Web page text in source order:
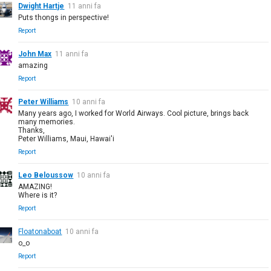
Dwight Hartje 11 anni fa
Puts thongs in perspective!
Report
John Max 11 anni fa
amazing
Report
Peter Williams 10 anni fa
Many years ago, I worked for World Airways. Cool picture, brings back
many memories.
Thanks,
Peter Williams, Maui, Hawai'i
Report
Leo Beloussow 10 anni fa
AMAZING!
Where is it?
Report
Floatonaboat 10 anni fa
o_o
Report